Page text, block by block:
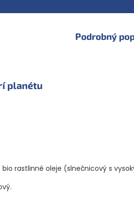
Podrobný
planétu
bio rastlinné oleje (slnečnicový s